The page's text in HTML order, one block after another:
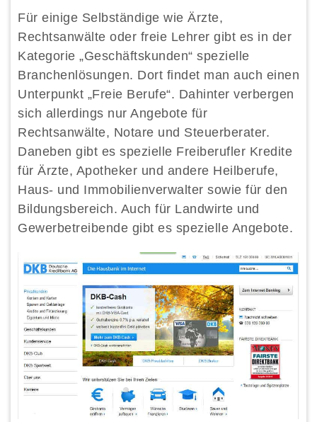
Für einige Selbständige wie Ärzte,
Rechtsanwälte oder freie Lehrer gibt es in der
Kategorie „Geschäftskunden“ spezielle
Branchenlösungen. Dort findet man auch einen
Unterpunkt „Freie Berufe“. Dahinter verbergen
sich allerdings nur Angebote für
Rechtsanwälte, Notare und Steuerberater.
Daneben gibt es spezielle Freiberufler Kredite
für Ärzte, Apotheker und andere Heilberufe,
Haus- und Immobilienverwalter sowie für den
Bildungsbereich. Auch für Landwirte und
Gewerbetreibende gibt es spezielle Angebote.